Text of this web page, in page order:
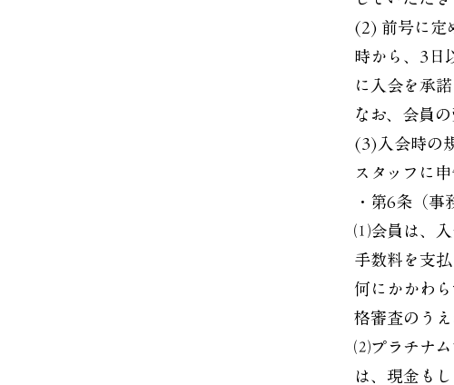
(2) 前号に定
時から、3日
に入会を承
なお、会員
(3)入会時の
スタッフに
・第6条（事
⑴会員は、入
手数料を支
何にかかわ
格審査のう
⑵プラチナム
は、現金も